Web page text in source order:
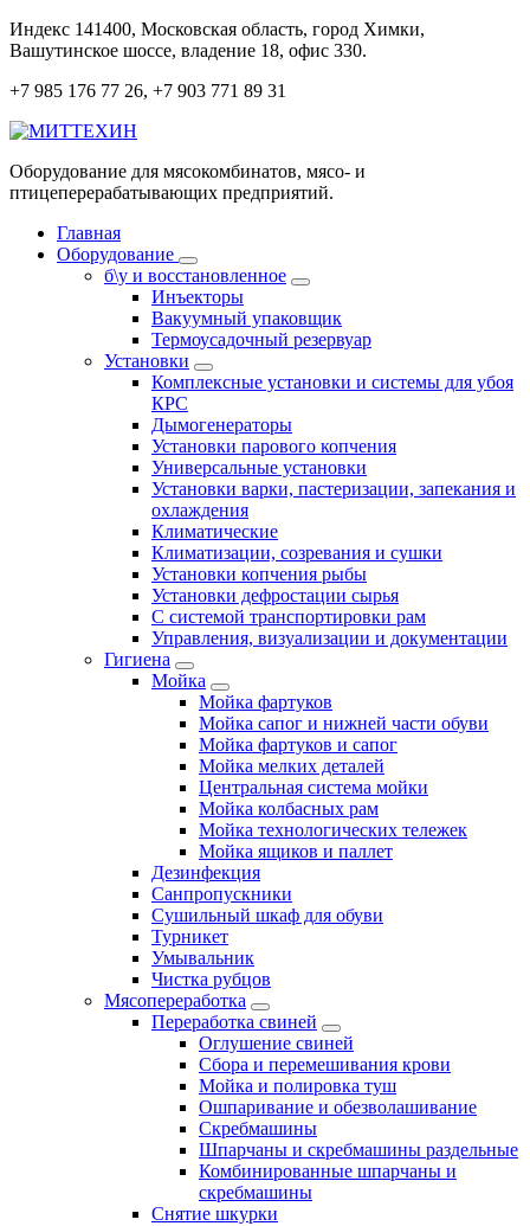
Перейти
к
Индекс 141400, Московская область, город Химки,
Вашутинское шоссе, владение 18, офис 330.
+7 985 176 77 26, +7 903 771 89 31
Оборудование для мясокомбинатов, мясо- и
птицеперерабатывающих предприятий.
Главная
Оборудование
б\у и восстановленное
Инъекторы
Вакуумный упаковщик
Термоусадочный резервуар
Установки
Комплексные установки и системы для убоя
КРС
Дымогенераторы
Установки парового копчения
Универсальные установки
Установки варки, пастеризации, запекания и
охлаждения
Климатические
Климатизации, созревания и сушки
Установки копчения рыбы
Установки дефростации сырья
С системой транспортировки рам
Управления, визуализации и документации
Гигиена
Мойка
Мойка фартуков
Мойка сапог и нижней части обуви
Мойка фартуков и сапог
Мойка мелких деталей
Центральная система мойки
Мойка колбасных рам
Мойка технологических тележек
Мойка ящиков и паллет
Дезинфекция
Санпропускники
Сушильный шкаф для обуви
Турникет
Умывальник
Чистка рубцов
Мясопереработка
Переработка свиней
Оглушение свиней
Сбора и перемешивания крови
Мойка и полировка туш
Ошпаривание и обезволашивание
Скребмашины
Шпарчаны и скребмашины раздельные
Комбинированные шпарчаны и
скребмашины
Снятие шкурки